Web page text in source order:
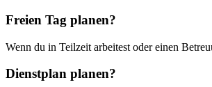
Freien Tag planen?
Wenn du in Teilzeit arbeitest oder einen
Dienstplan planen?